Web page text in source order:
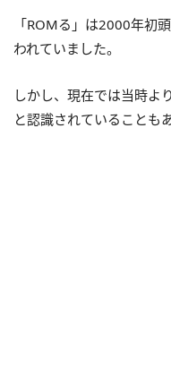
「ROMる」は2000年初
われていました。
しかし、現在では当時よ
と認識されていることも